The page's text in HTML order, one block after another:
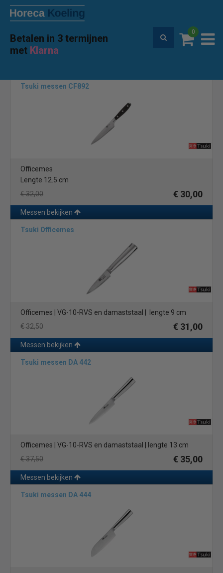
Betalen in 3 termijnen
met Klarna
0
Premium service en garantie
Home Merken
Tsuki messen CF892
Officemes
Lengte 12.5 cm
€ 32,00
€ 30,00
Messen bekijken
Tsuki Officemes
Officemes | VG-10-RVS en damaststaal | lengte 9 cm
€ 32,50
€ 31,00
Messen bekijken
Tsuki messen DA 442
Officemes | VG-10-RVS en damaststaal | lengte 13 cm
€ 37,50
€ 35,00
Messen bekijken
Tsuki messen DA 444